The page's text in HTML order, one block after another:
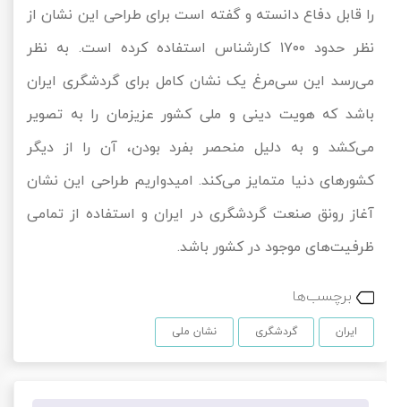
را قابل دفاع دانسته و گفته است برای طراحی این نشان از
نظر حدود ۱۷۰۰ کارشناس استفاده کرده است. به نظر
می‌رسد این سی‌مرغ یک نشان کامل برای گردشگری ایران
باشد که هویت دینی و ملی کشور عزیزمان را به تصویر
می‌کشد و به دلیل منحصر بفرد بودن، آن را از دیگر
کشورهای دنیا متمایز می‌کند. امیدواریم طراحی این نشان
آغاز رونق صنعت گردشگری در ایران و استفاده از تمامی
ظرفیت‌های موجود در کشور باشد.
برچسب‌ها
ایران گردشگری نشان ملی